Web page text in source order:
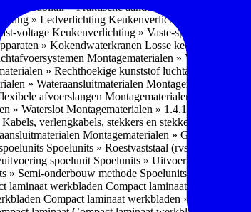
» Praktische aandachtspunten
» Ledverlichting Keukenverlichting » Installatie
voltage Keukenverlichting » Vaste-spanning
» Kokendwaterkranen Losse
Montagematerialen » Verschillende
» Rechthoekige kunststof luchtafvoersystemen
» Wateraansluitmaterialen Montagematerialen »
afvoerslangen Montagematerialen »
» Waterslot Montagematerialen » 1.4.1 Plasmafilter
Kabels, verlengkabels, stekkers en stekkerblokken
Montagematerialen »
Spoelunits » Roestvaststaal (rvs)
uitvoering spoelunit Spoelunits » Uitvoering
» Semi-onderbouw methode Spoelunits »
laminaat werkbladen Compact laminaat werkbladen
Compact laminaat werkbladen » Nanotech